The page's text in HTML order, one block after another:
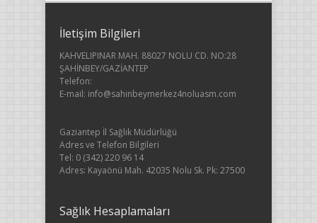
İletişim Bilgileri
KAHVELIPINAR MAH. 88027 NOLU CD. NO:28
ŞAHİNBEY/GAZİANTEP
Telefon:
E-mail: info@sahinbeymerkez4noluasm.com
Gaziantep İl Sağlık Müdürlüğü
Adres ve Telefon Bilgileri
Tel: 0 (342) 220 96 14
Adres: Kayaönü Mah. 42035 Nolu Sk. Pk: 27500
Sağlık Hesaplamaları